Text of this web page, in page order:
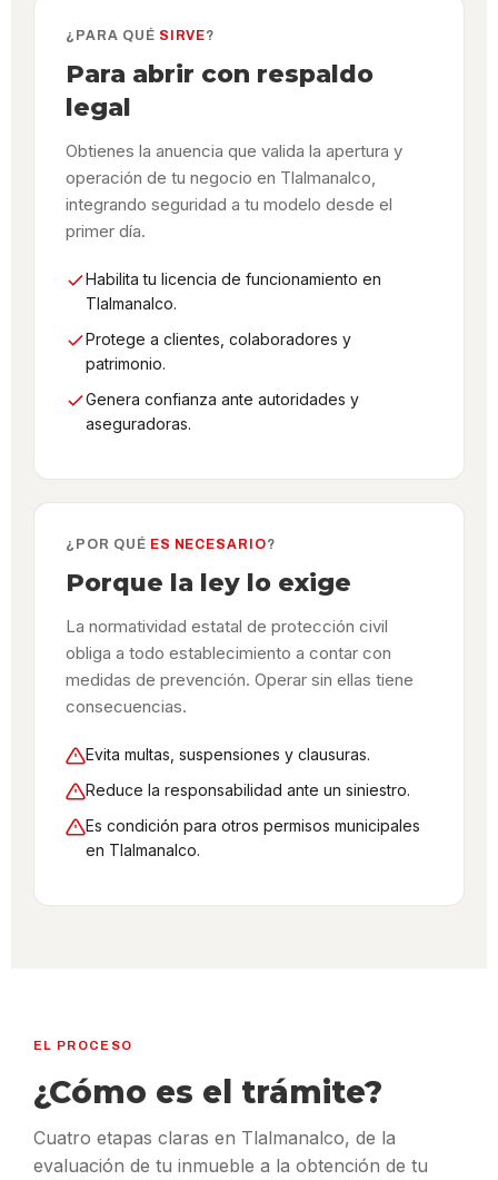
¿PARA QUÉ SIRVE?
Para abrir con respaldo
legal
Obtienes la anuencia que valida la apertura y
operación de tu negocio en Tlalmanalco,
integrando seguridad a tu modelo desde el
primer día.
Habilita tu licencia de funcionamiento en
Tlalmanalco.
Protege a clientes, colaboradores y
patrimonio.
Genera confianza ante autoridades y
aseguradoras.
¿POR QUÉ ES NECESARIO?
Porque la ley lo exige
La normatividad estatal de protección civil
obliga a todo establecimiento a contar con
medidas de prevención. Operar sin ellas tiene
consecuencias.
Evita multas, suspensiones y clausuras.
Reduce la responsabilidad ante un siniestro.
Es condición para otros permisos municipales
en Tlalmanalco.
EL PROCESO
¿Cómo es el trámite?
Cuatro etapas claras en Tlalmanalco, de la
evaluación de tu inmueble a la obtención de tu